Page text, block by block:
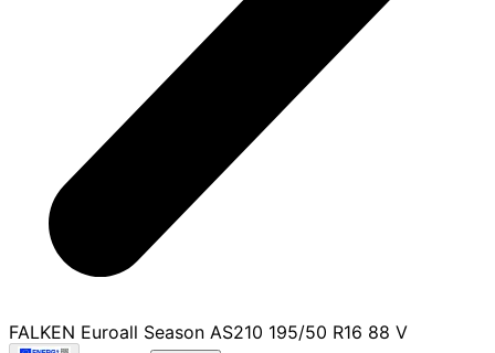
FALKEN Euroall Season AS210 195/50 R16 88 V